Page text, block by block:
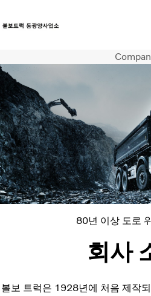
트럭
서비스
뉴스
연락처
80년 이상 도로
회사
볼보 트럭은 1928년에 처음 제작